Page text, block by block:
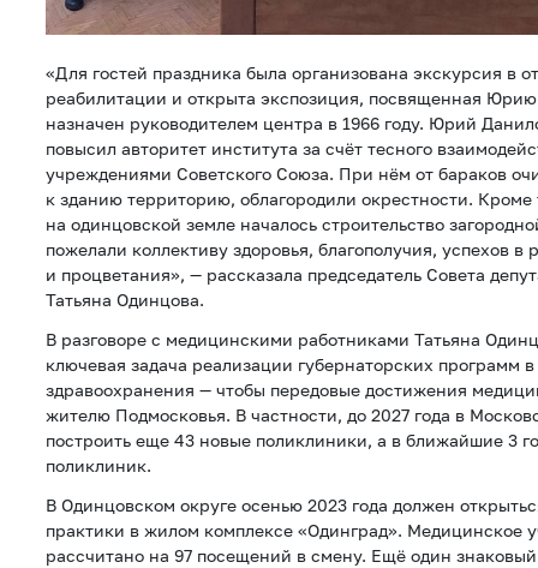
«Для гостей праздника была организована экскурсия в
реабилитации и открыта экспозиция, посвященная
назначен руководителем центра в 1966 году. Юрий
повысил авторитет института за счёт тесного
учреждениями Советского Союза. При нём от бараков
к зданию территорию, облагородили окрестности. Кроме
на одинцовской земле началось строительство
пожелали коллективу здоровья, благополучия, успехов в
и процветания», — рассказала председатель Совета
Татьяна Одинцова.
В разговоре с медицинскими работниками Татьяна
ключевая задача реализации губернаторских программ
здравоохранения — чтобы передовые достижения
жителю Подмосковья. В частности, до 2027 года в
построить еще 43 новые поликлиники, а в ближайшие 3
поликлиник.
В Одинцовском округе осенью 2023 года должен
практики в жилом комплексе «Одинград». Медицинское
рассчитано на 97 посещений в смену. Ещё один знаковый